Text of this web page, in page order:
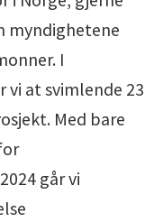
myndighetene
I
vi at svimlende 23
Med bare
går vi